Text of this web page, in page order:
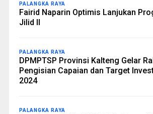
PALANGKA RAYA
Fairid Naparin Optimis Lanjukan
Jilid II
PALANGKA RAYA
DPMPTSP Provinsi Kalteng Gelar
Pengisian Capaian dan Target
2024
PALANGKA RAYA